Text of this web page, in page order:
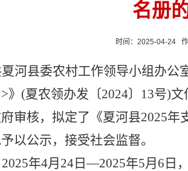
名册
时间：2025-04-24 作
河县委农村工作领导小组办公
>》 (夏农领办发〔2024〕13号)文
审核，拟定了《夏河县2025年
以公示，接受社会监督。
2025年4月24日—2025年5月6日